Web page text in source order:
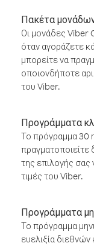
Πακέτα
Οι μονάδες Viber
όταν αγοράζετε
μπορείτε να
οποιονδήποτε
του Viber.
Προγράμματα
Το πρόγραμμα 30
πραγματοποιείτε
της επιλογής σας
τιμές του Viber.
Προγράμματα
Το πρόγραμμα
ευελιξία